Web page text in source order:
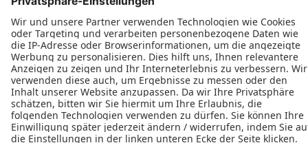
Kontakt
Wir freuen uns auf Ihre Anfrage!
Jetzt Kontakt aufnehmen